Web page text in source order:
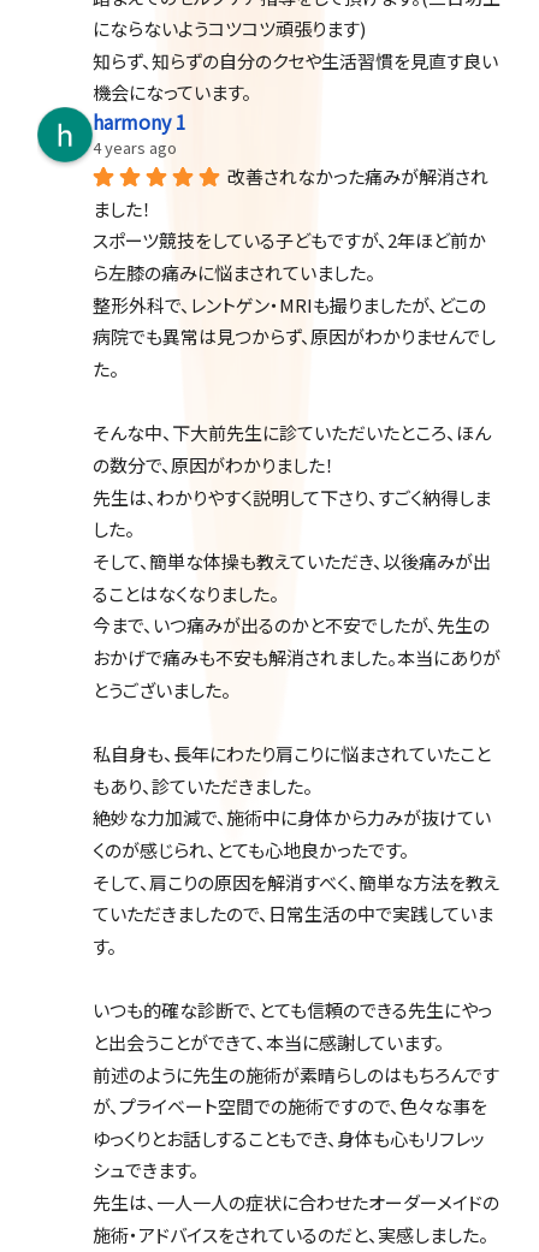
にならないようコツコツ頑張ります)
知らず、知らずの自分のクセや生活習慣を見直す良い
機会になっています。
harmony 1
4 years ago
改善されなかった痛みが解消され
ました！
スポーツ競技をしている子どもですが、2年ほど前か
ら左膝の痛みに悩まされていました。
整形外科で、レントゲン・MRIも撮りましたが、どこの
病院でも異常は見つからず、原因がわかりませんでし
た。
そんな中、下大前先生に診ていただいたところ、ほん
の数分で、原因がわかりました！
先生は、わかりやすく説明して下さり、すごく納得しま
した。
そして、簡単な体操も教えていただき、以後痛みが出
ることはなくなりました。
今まで、いつ痛みが出るのかと不安でしたが、先生の
おかげで痛みも不安も解消されました。本当にありが
とうございました。
私自身も、長年にわたり肩こりに悩まされていたこと
もあり、診ていただきました。
絶妙な力加減で、施術中に身体から力みが抜けてい
くのが感じられ、とても心地良かったです。
そして、肩こりの原因を解消すべく、簡単な方法を教え
ていただきましたので、日常生活の中で実践していま
す。
いつも的確な診断で、とても信頼のできる先生にやっ
と出会うことができて、本当に感謝しています。
前述のように先生の施術が素晴らしのはもちろんです
が、プライベート空間での施術ですので、色々な事を
ゆっくりとお話しすることもでき、身体も心もリフレッ
シュできます。
先生は、一人一人の症状に合わせたオーダーメイドの
施術・アドバイスをされているのだと、実感しました。